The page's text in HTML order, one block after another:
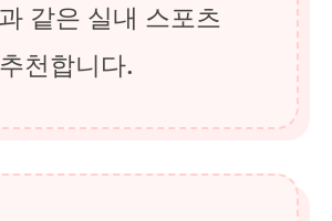
같은 실내 스포츠
천합니다.